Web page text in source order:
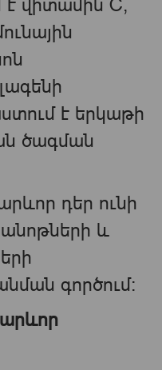
է վիտամին C,
է երկաթի
ծագման
դեր ունի
և
գործում։